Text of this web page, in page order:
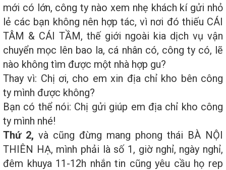
mới có lớn, công ty nào xem nhẹ khách kí gửi nhỏ
lẻ các bạn không nên hợp tác, vì nơi đó thiếu CÁI
TÂM & CÁI TẦM, thế giới ngoài kia dịch vụ vận
chuyển mọc lên bao la, cá nhân có, công ty có, lẽ
nào không tìm được một nhà hợp gu?
Thay vì: Chị ơi, cho em xin địa chỉ kho bên công
ty mình được không?
Bạn có thể nói: Chị gửi giúp em địa chỉ kho công
ty mình nhé!
Thứ 2, và cũng đừng mang phong thái BÀ NỘI
THIÊN HẠ, mình phải là số 1, giờ nghỉ, ngày nghỉ,
đêm khuya 11-12h nhắn tin cũng yêu cầu họ rep